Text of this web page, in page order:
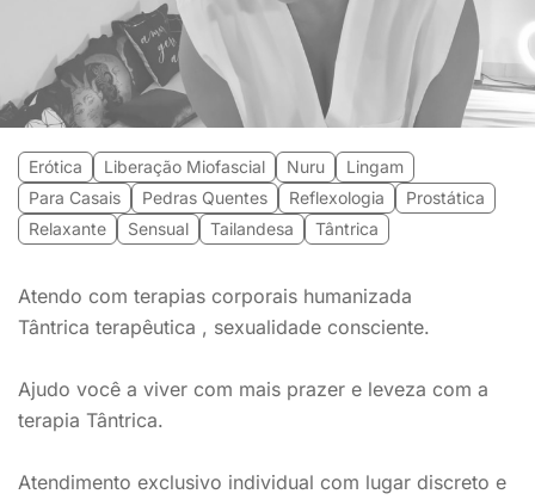
Erótica Liberação Miofascial Nuru
Lingam
Para Casais
Pedras Quentes Reflexologia
Prostática
Relaxante
Sensual Tailandesa Tântrica
Atendo com terapias corporais humanizada
Tântrica terapêutica , sexualidade consciente.
Ajudo você a viver com mais prazer e leveza com a
terapia Tântrica.
Atendimento exclusivo individual com lugar discreto e